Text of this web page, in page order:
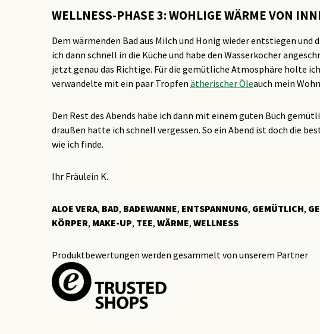
WELLNESS-PHASE 3: WOHLIGE WÄRME VON
Dem wärmenden Bad aus Milch und Honig wieder entstiegen
ich dann schnell in die Küche und habe den Wasserkocher
jetzt genau das Richtige. Für die gemütliche Atmosphäre holte
verwandelte mit ein paar Tropfen ätherischer Öleauch mein
Den Rest des Abends habe ich dann mit einem guten Buch
draußen hatte ich schnell vergessen. So ein Abend ist doch die
wie ich finde.
Ihr Fräulein K.
ALOE VERA, BAD, BADEWANNE, ENTSPANNUNG, GEMÜTLICH,
KÖRPER, MAKE-UP, TEE, WÄRME, WELLNESS
Produktbewertungen werden gesammelt von unserem Partner